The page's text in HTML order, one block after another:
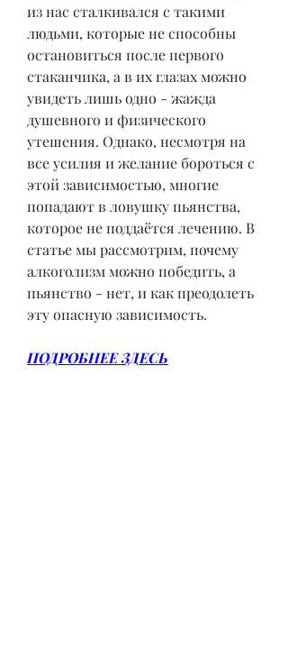
из нас сталкивался с такими
людьми, которые не способны
остановиться после первого
стаканчика, а в их глазах можно
увидеть лишь одно - жажда
душевного и физического
утешения. Однако, несмотря на
все усилия и желание бороться с
этой зависимостью, многие
попадают в ловушку пьянства,
которое не поддаётся лечению. В
статье мы рассмотрим, почему
алкоголизм можно победить, а
пьянство - нет, и как преодолеть
эту опасную зависимость.
ПОДРОБНЕЕ ЗДЕСЬ